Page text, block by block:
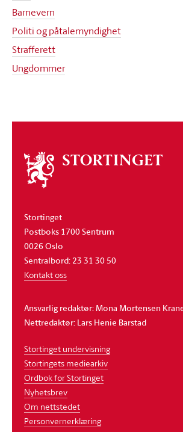
Barnevern
Politi og påtalemyndighet
Strafferett
Ungdommer
Om
stortinget
Stortinget
Postboks 1700 Sentrum
0026 Oslo
Sentralbord: 23 31 30 50
Kontakt oss
Ansvarlig redaktør: Mona Mortensen
Nettredaktør: Lars Henie Barstad
Stortinget undervisning
Stortingets mediearkiv
Ordbok for Stortinget
Nyhetsbrev
Om nettstedet
Personvernerklæring